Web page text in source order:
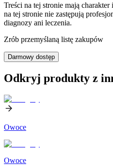
Treści na tej stronie mają
na tej stronie nie zastępują
diagnozy ani leczenia.
Zrób przemyślaną listę zakupów
Darmowy dostęp
Odkryj produkty z
Owoce
Owoce